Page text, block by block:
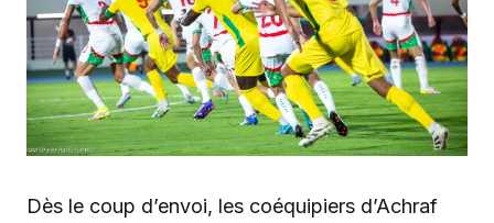
Dès le coup d’envoi, les coéquipiers d’Achraf